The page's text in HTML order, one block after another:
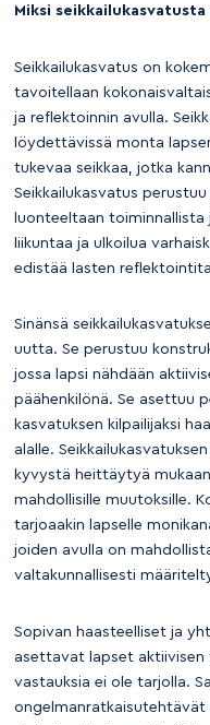
Miksi
Seikkailukasvatus on
tavoitellaan
ja reflektoinnin avulla.
löydettävissä monta
tukevaa seikkaa, jotka
Seikkailukasvatus
luonteeltaan toiminnallista
liikuntaa ja ulkoilua
edistää lasten
Sinänsä
uutta. Se perustuu
jossa lapsi nähdään
päähenkilönä. Se asettuu
kasvatuksen kilpailijaksi
alalle.
kyvystä heittäytyä
mahdollisille muutoksille.
tarjoaakin lapselle
joiden avulla on
valtakunnallisesti
Sopivan haasteelliset ja
asettavat lapset aktiivisen
vastauksia ei ole tarjolla.
ongelmanratkaisutehtävät